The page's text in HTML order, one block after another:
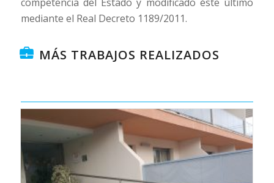
mediante el Real Decreto 1189/2011.
MÁS TRABAJOS REALIZADOS